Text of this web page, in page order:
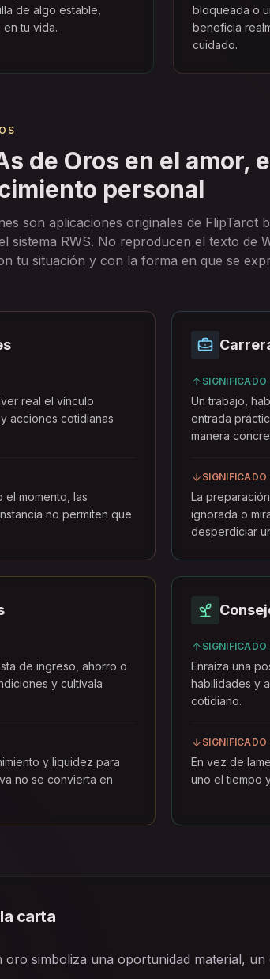
de algo estable,
tu vida.
bloqueada o
beneficia
cuidado.
de Oros en el amor,
personal
son aplicaciones originales de FlipTarot
sistema RWS. No reproducen el texto de
tu situación y con la forma en que se
real el vínculo
acciones cotidianas
momento, las
no permiten que
SIGNIFICADO
Un trabajo,
entrada
manera
La
ignorada o
desperdiciar
de ingreso, ahorro o
y cultívala
y liquidez para
no se convierta en
SIGNIFICADO
Enraíza una
habilidades y
cotidiano.
En vez de
uno el tiempo
carta
oro simboliza una oportunidad material,